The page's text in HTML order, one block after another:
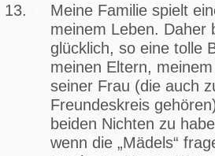
Meine Familie spielt
meinem Leben. Daher
glücklich, so eine tolle
meinen Eltern,
seiner Frau (die auch
Freundeskreis
beiden Nichten zu
wenn die „Mädels“